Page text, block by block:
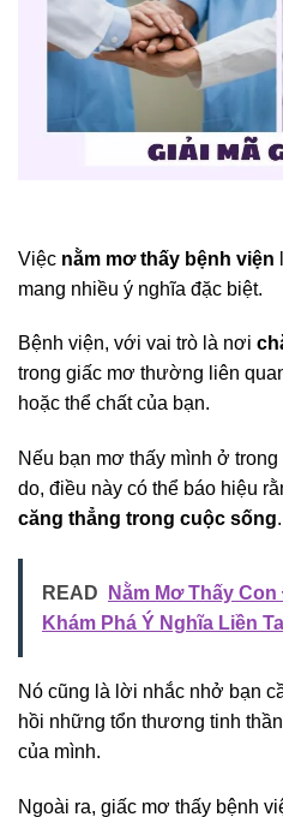
Việc nằm mơ thấy bệnh viện
mang nhiều ý nghĩa đặc biệt.
Bệnh viện, với vai trò là nơi
trong giấc mơ thường liên
hoặc thể chất của bạn.
Nếu bạn mơ thấy mình ở
do, điều này có thể báo hiệu
căng thẳng trong cuộc sống.
READ
Nằm Mơ Thấy
Khám Phá Ý Nghĩa Liền
Nó cũng là lời nhắc nhở bạn
hồi những tổn thương tinh
của mình.
Ngoài ra, giấc mơ thấy bệnh